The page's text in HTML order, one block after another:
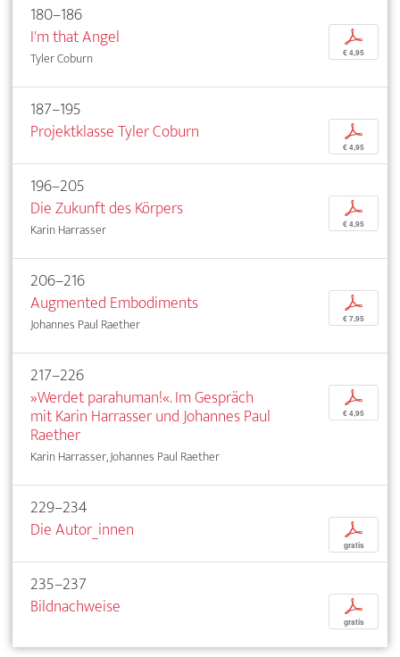
180–186
I'm that Angel
Tyler Coburn
p
€ 4,95
187–195
Projektklasse Tyler Coburn
p
€ 4,95
196–205
Die Zukunft des Körpers
Karin Harrasser
p
€ 4,95
206–216
Augmented Embodiments
Johannes Paul Raether
p
€ 7,95
217–226
»Werdet parahuman!«. Im Gespräch
mit Karin Harrasser und Johannes Paul
Raether
Karin Harrasser, Johannes Paul Raether
p
€ 4,95
229–234
Die Autor_innen
p
gratis
235–237
Bildnachweise
p
gratis